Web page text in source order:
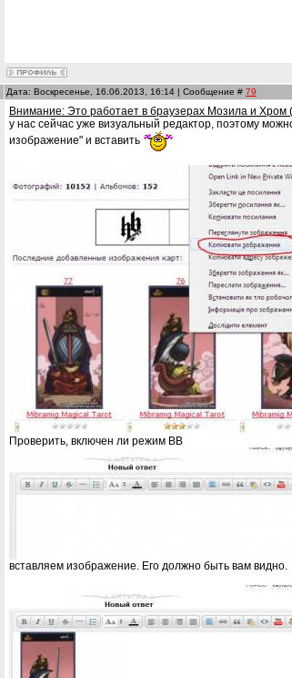
Дата: Воскресенье, 16.06.2013, 16:14 | Сообщение # 79
Внимание: Это работает в браузерах Мозила и Хром
у нас сейчас уже визуальный редактор, поэтому
изображение" и вставить
Проверить, включен ли режим ВВ
вставляем изображение. Его должно быть вам видно.